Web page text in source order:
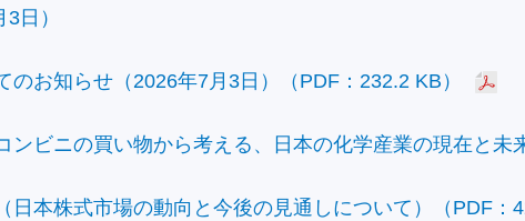
日）
のお知らせ（2026年7月3日）（PDF：232.2 KB）
ンビニの買い物から考える、日本の化学産業の現在と未
日本株式市場の動向と今後の見通しについて）（PDF：